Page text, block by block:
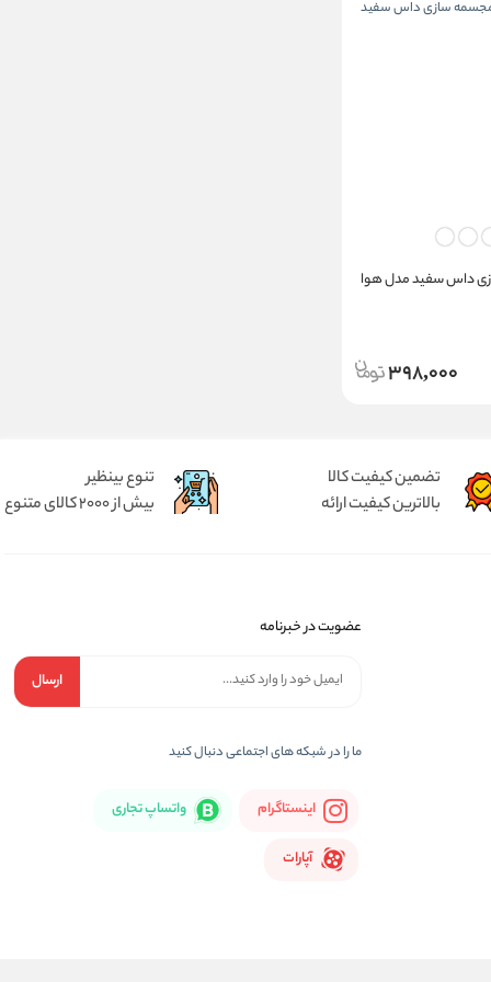
داس سفید مدل هوا
398,000
تضمین کیفیت کالا
بالاترین کیفیت ارائه
تنوع بینظیر
بیش از 2000 کالای متنوع
عضویت در خبرنامه
ارسال
ما را در شبكه های اجتماعی دنبال کنید
اینستاگرام واتساپ تجاری
آپارات